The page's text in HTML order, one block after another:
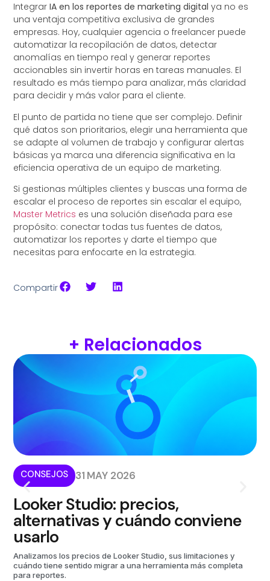
IntegrarIA en los reportes de marketing digital ya no es
una ventaja competitiva exclusiva de grandes
empresas. Hoy, cualquier agencia o freelancer puede
automatizar la recopilación de datos, detectar
anomalías en tiempo real y generar reportes
accionables sin invertir horas en tareas manuales. El
resultado es más tiempo para analizar, más claridad
para decidir y más valor para el cliente.
El punto de partida no tiene que ser complejo. Definir
qué datos son prioritarios, elegir una herramienta que
se adapte al volumen de trabajo y configurar alertas
básicas ya marca una diferencia significativa en la
eficiencia operativa de un equipo de marketing.
Si gestionas múltiples clientes y buscas una forma de
escalar el proceso de reportes sin escalar el equipo,
Master Metrics es una solución diseñada para ese
propósito: conectar todas tus fuentes de datos,
automatizar los reportes y darte el tiempo que
necesitas para enfocarte en la estrategia.
Compartir
+ Relacionados
CONSEJOS 31 MAY 2026
Looker Studio: precios,
alternativas y cuándo conviene
usarlo
Analizamos los precios de Looker Studio, sus limitaciones y
cuándo tiene sentido migrar a una herramienta más completa
para reportes.